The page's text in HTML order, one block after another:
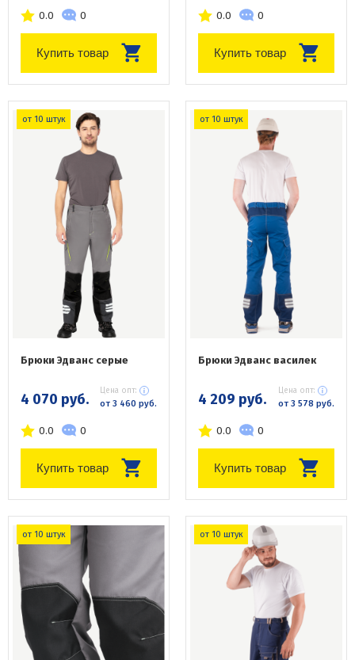
0.0 0
Купить товар
0.0 0
Купить товар
от 10 штук
Брюки Эдванс серые
4 070 руб. Цена опт:
от 3 460 руб.
0.0 0
Купить товар
от 10 штук
Брюки Эдванс василек
4 209 руб. Цена опт:
от 3 578 руб.
0.0 0
Купить товар
от 10 штук от 10 штук